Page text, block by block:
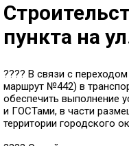
пункта на
???? В связи с
маршрут №442) в
обеспечить выполнение
и ГОСТами, в части
территории городского